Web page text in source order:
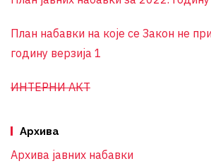
План набавки на које се Закон не
годину верзија 1
ИНТЕРНИ АКТ
Архива
Архива јавних набавки